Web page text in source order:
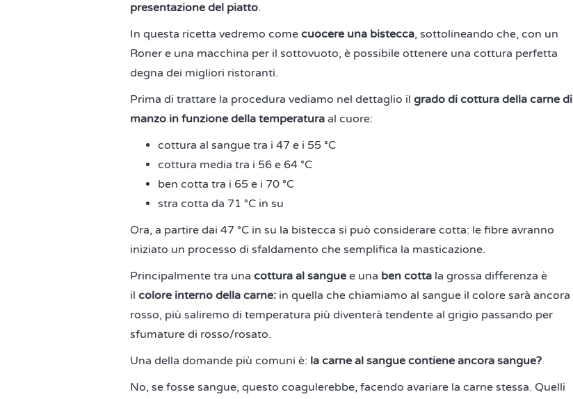
presentazione del piatto.
In questa ricetta vedremo come cuocere una bistecca, sottolineando che, con un
Roner e una macchina per il sottovuoto, è possibile ottenere una cottura perfetta
degna dei migliori ristoranti.
Prima di trattare la procedura vediamo nel dettaglio il grado di cottura della carne di
manzo in funzione della temperatura al cuore:
cottura al sangue tra i 47 e i 55 °C
cottura media tra i 56 e 64 °C
ben cotta tra i 65 e i 70 °C
stra cotta da 71 °C in su
Ora, a partire dai 47 °C in su la bistecca si può considerare cotta: le fibre avranno
iniziato un processo di sfaldamento che semplifica la masticazione.
Principalmente tra una cottura al sangue e una ben cotta la grossa differenza è
il colore interno della carne: in quella che chiamiamo al sangue il colore sarà ancora
rosso, più saliremo di temperatura più diventerà tendente al grigio passando per
sfumature di rosso/rosato.
Una della domande più comuni è: la carne al sangue contiene ancora sangue?
No, se fosse sangue, questo coagulerebbe, facendo avariare la carne stessa. Quelli